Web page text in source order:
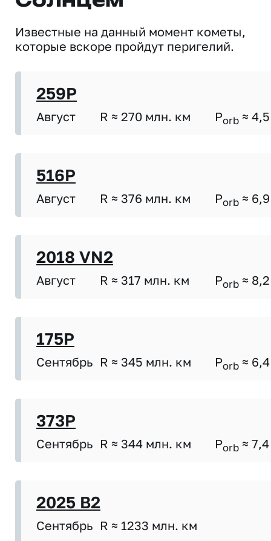
Известные на данный момент кометы,
которые вскоре пройдут перигелий.
259P
Август R ≈ 270 млн. км Porb ≈ 4,5
516P
Август R ≈ 376 млн. км Porb ≈ 6,9
2018 VN2
Август R ≈ 317 млн. км Porb ≈ 8,2
175P
Сентябрь R ≈ 345 млн. км Porb ≈ 6,4
373P
Сентябрь R ≈ 344 млн. км Porb ≈ 7,4
2025 B2
Сентябрь R ≈ 1233 млн. км